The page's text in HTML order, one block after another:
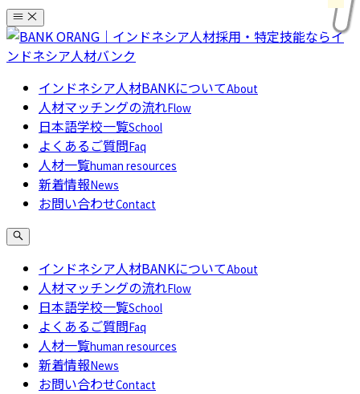
コ
ン
テ
インドネシア人材BANKについてAbout
人材マッチングの流れFlow
日本語学校一覧School
よくあるご質問Faq
人材一覧human resources
新着情報News
お問い合わせContact
インドネシア人材BANKについてAbout
人材マッチングの流れFlow
日本語学校一覧School
よくあるご質問Faq
人材一覧human resources
新着情報News
お問い合わせContact